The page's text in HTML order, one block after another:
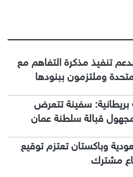
تنفيذ مذكرة التفاهم مع
وملتزمون ببنودها
بريطانية: سفينة تتعرض
قبالة سلطنة عمان
وباكستان تعتزم توقيع
مشترك